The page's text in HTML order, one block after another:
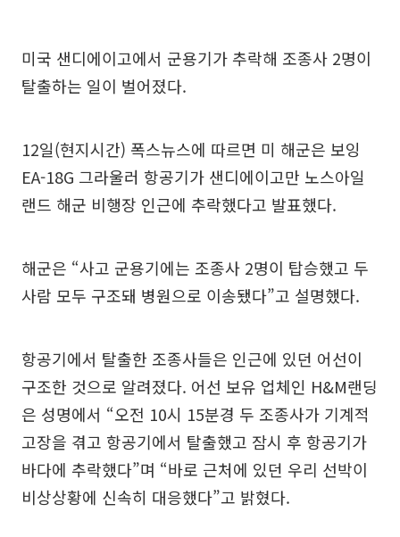
미국 샌디에이고에서 군용기가 추락해 조종사 2명이
탈출하는 일이 벌어졌다.
12일(현지시간) 폭스뉴스에 따르면 미 해군은 보잉
EA-18G 그라울러 항공기가 샌디에이고만 노스아일
랜드 해군 비행장 인근에 추락했다고 발표했다.
해군은 “사고 군용기에는 조종사 2명이 탑승했고 두
사람 모두 구조돼 병원으로 이송됐다”고 설명했다.
항공기에서 탈출한 조종사들은 인근에 있던 어선이
구조한 것으로 알려졌다. 어선 보유 업체인 H&M랜딩
은 성명에서 “오전 10시 15분경 두 조종사가 기계적
고장을 겪고 항공기에서 탈출했고 잠시 후 항공기가
바다에 추락했다”며 “바로 근처에 있던 우리 선박이
비상상황에 신속히 대응했다”고 밝혔다.